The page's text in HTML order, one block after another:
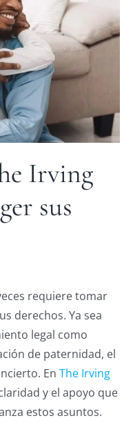
Irving
sus
requiere tomar
derechos. Ya sea
legal como
de paternidad, el
EnThe Irving
y el apoyo que
estos asuntos.